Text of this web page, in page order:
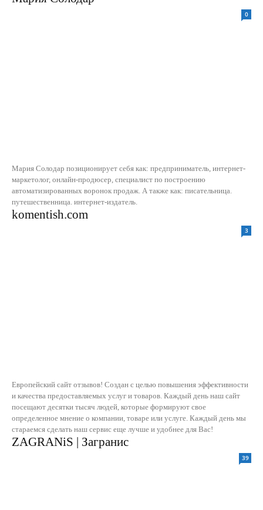
0
Мария Солодар позиционирует себя как: предприниматель, интернет-
маркетолог, онлайн-продюсер, специалист по построению
автоматизированных воронок продаж. А также как: писательница.
путешественница. интернет-издатель.
komentish.com
3
Европейский сайт отзывов! Создан с целью повышения эффективности
и качества предоставляемых услуг и товаров. Каждый день наш сайт
посещают десятки тысяч людей, которые формируют свое
определенное мнение о компании, товаре или услуге. Каждый день мы
стараемся сделать наш сервис еще лучше и удобнее для Вас!
ZAGRANiS | Загранис
39